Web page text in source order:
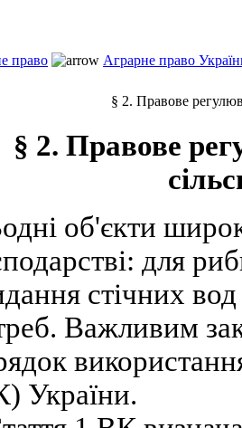
право
Аграрне право
§ 2. Правове
§ 2. Правове
об'єкти
для
стічних
Важливим
України.